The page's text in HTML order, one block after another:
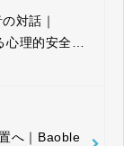
対話｜
心理的安全性
へ｜Baoble